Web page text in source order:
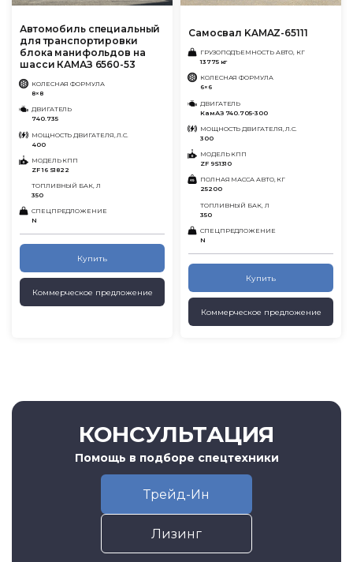
Автомобиль специальный
для транспортировки
блока манифольдов на
шасси КАМАЗ 6560-53
КОЛЕСНАЯ ФОРМУЛА
8×8
ДВИГАТЕЛЬ
740.735
МОЩНОСТЬ ДВИГАТЕЛЯ, Л.С.
400
МОДЕЛЬ КПП
ZF 16 S1822
ТОПЛИВНЫЙ БАК, Л
350
СПЕЦПРЕДЛОЖЕНИЕ
N
Купить
Коммерческое предложение
Самосвал KAMAZ-65111
ГРУЗОПОДЪЕМНОСТЬ АВТО, КГ
13775 кг
КОЛЕСНАЯ ФОРМУЛА
6×6
ДВИГАТЕЛЬ
КамАЗ 740.705-300
МОЩНОСТЬ ДВИГАТЕЛЯ, Л.С.
300
МОДЕЛЬ КПП
ZF 9S1310
ПОЛНАЯ МАССА АВТО, КГ
25200
ТОПЛИВНЫЙ БАК, Л
350
СПЕЦПРЕДЛОЖЕНИЕ
N
Купить
Коммерческое предложение
КОНСУЛЬТАЦИЯ
Помощь в подборе спецтехники
Трейд-Ин
Лизинг